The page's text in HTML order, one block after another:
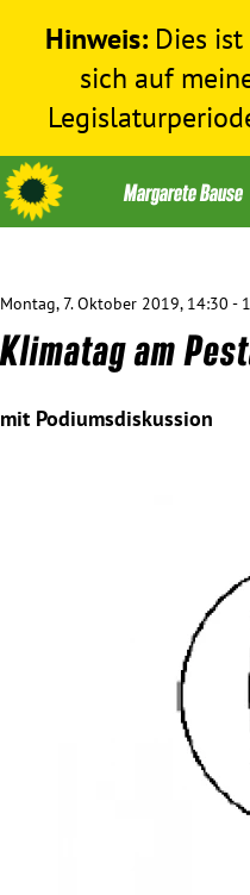
Hinweis: Dies
sich auf
Themen
Obfrau im Ausschuss
Mein
Ämter, Funktionen und
Montag, 7. Oktober 2019, 14:30 -
Klimatag am
mit Podiumsdiskussion